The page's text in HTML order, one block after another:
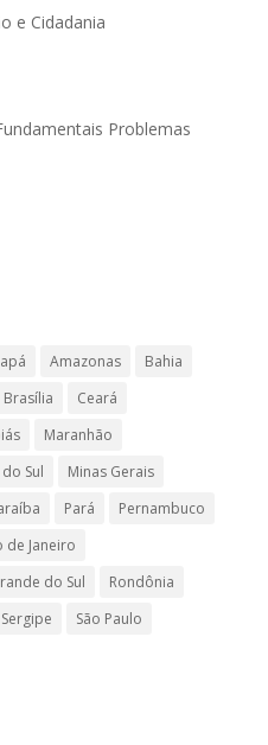
e Cidadania
Problemas
Amazonas
Bahia
Brasília
Ceará
Maranhão
Sul
Minas Gerais
Pará
Pernambuco
de Janeiro
do Sul
Rondônia
Sergipe
São Paulo